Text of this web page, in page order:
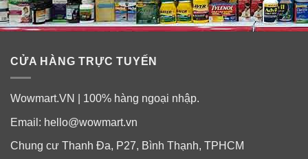
✓Không gây tác dụng phụ cho người dùng đúng liều.
thuộc.
gây buồn ngủ.
dạng chai xịt nhỏ gọn.
CỬA HÀNG TRỰC TUYẾN
Wowmart.VN | 100% hàng ngoại nhập.
Email: hello@wowmart.vn
Chung cư Thanh Đa, P27, Bình Thạnh, TPHCM